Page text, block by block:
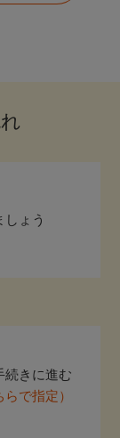
ょう
続きに進む
で指定）